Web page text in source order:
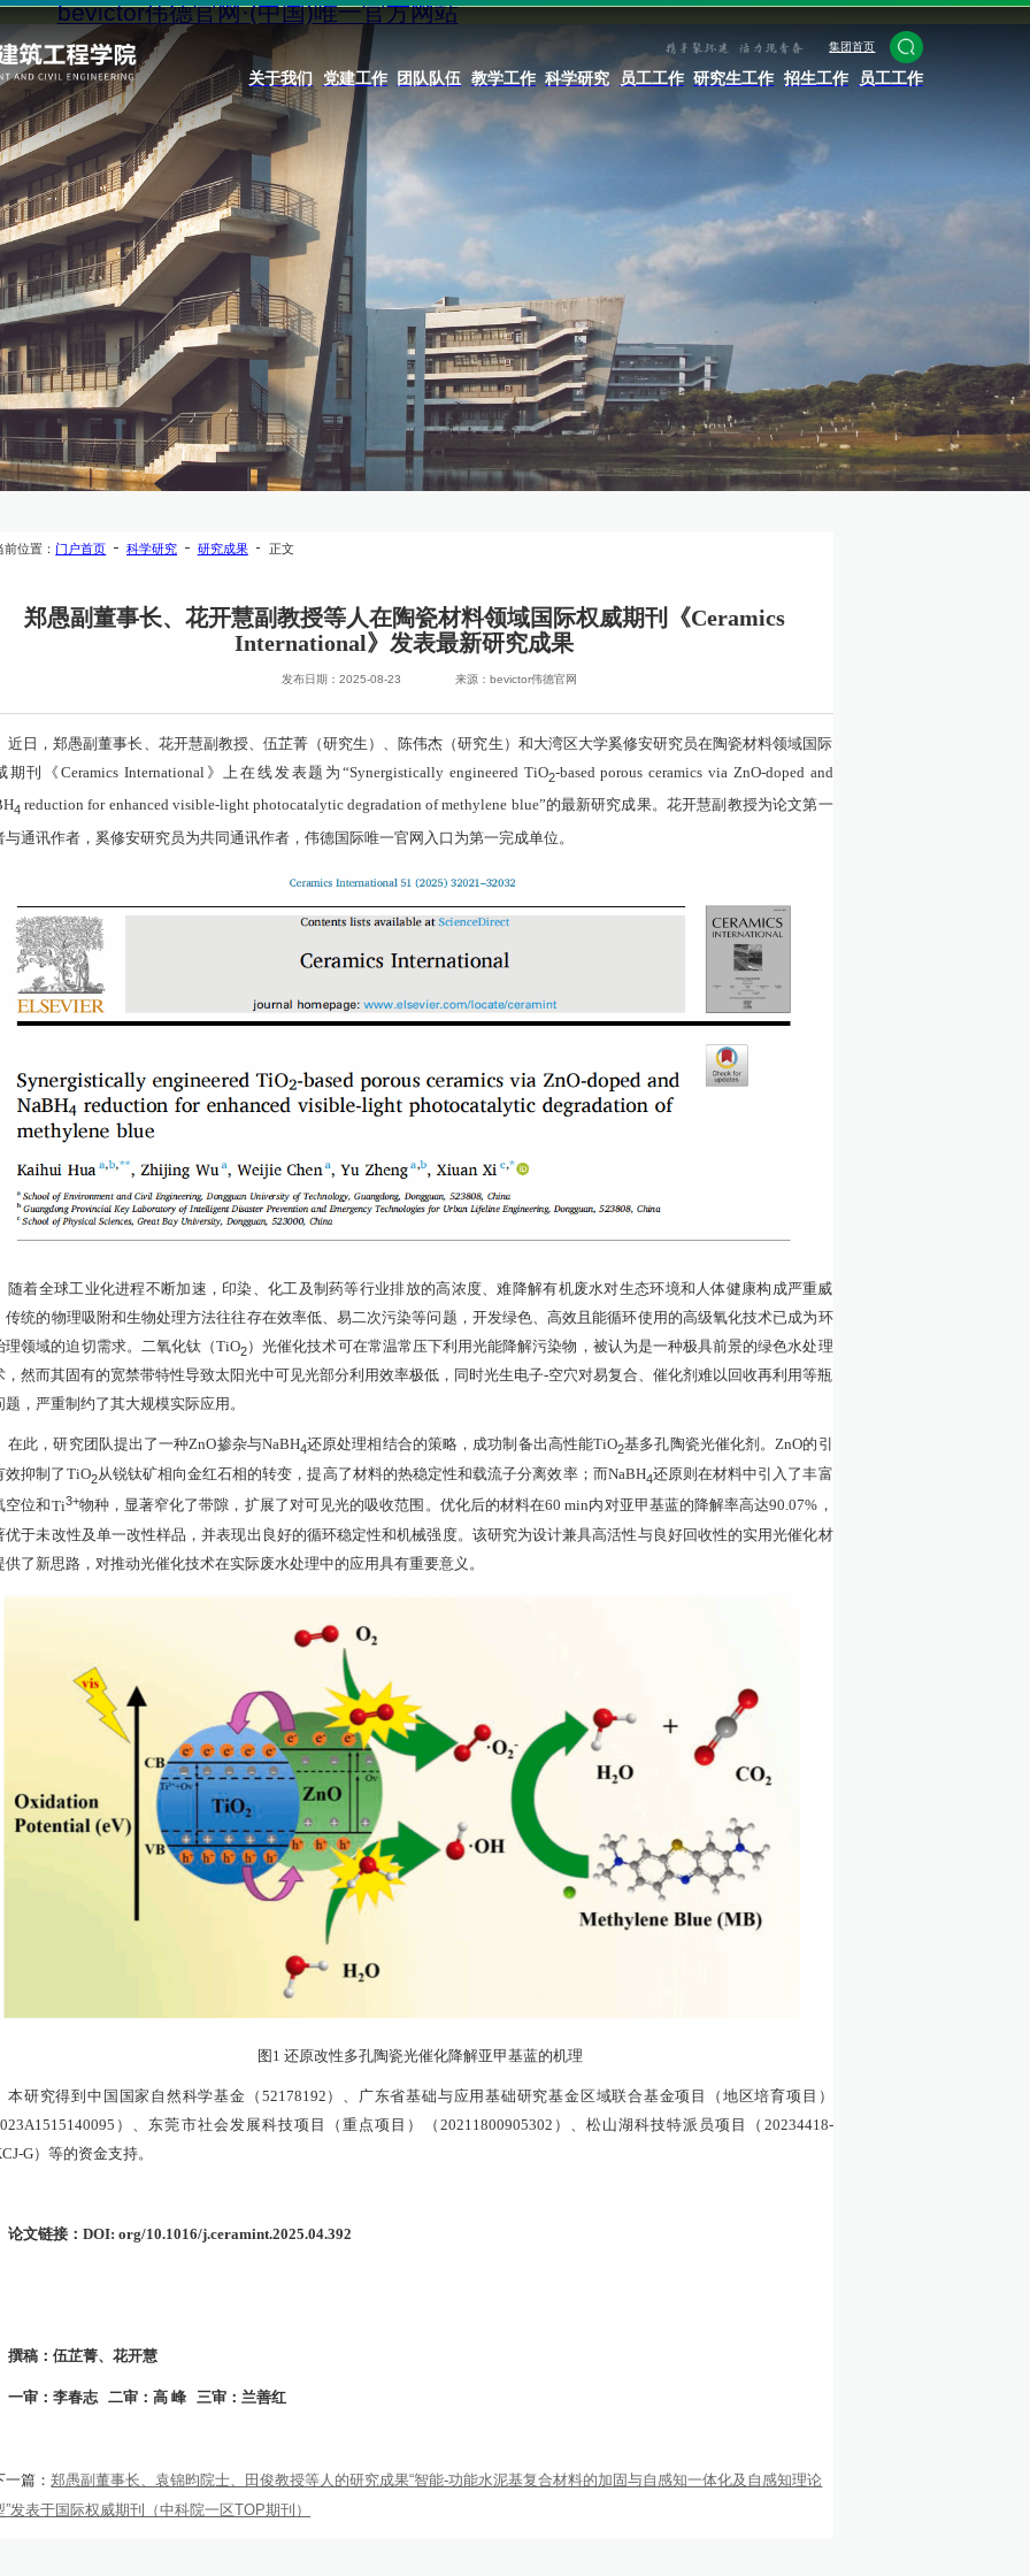
bevictor伟德官网·(中国)唯一官方网站
集团首页
关于我们 党建工作 团队队伍 教学工作 科学研究 员工工作 研究生工作 招生工作 员工工作
前位置： 门户首页 科学研究 研究成果 正文
郑愚副董事长、花开慧副教授等人在陶瓷材料领域国际权威期刊《Ceramics
International》发表最新研究成果
发布日期：2025-08-23 来源：bevictor伟德官网
近日，郑愚副董事长、花开慧副教授、伍芷菁（研究生）、陈伟杰（研究生）和大湾区大学奚修安研究员在陶瓷材料领域国际
期刊《Ceramics International 》上在线发表题为“Synergistically engineered TiO2-based porous ceramics via ZnO-doped and
4 reduction for enhanced visible-light photocatalytic degradation of methylene blue”的最新研究成果。花开慧副教授为论文第一
与通讯作者，奚修安研究员为共同通讯作者，伟德国际唯一官网入口为第一完成单位。
随着全球工业化进程不断加速，印染、化工及制药等行业排放的高浓度、难降解有机废水对生态环境和人体健康构成严重威
传统的物理吸附和生物处理方法往往存在效率低、易二次污染等问题，开发绿色、高效且能循环使用的高级氧化技术已成为环
理领域的迫切需求。二氧化钛（TiO2）光催化技术可在常温常压下利用光能降解污染物，被认为是一种极具前景的绿色水处理
，然而其固有的宽禁带特性导致太阳光中可见光部分利用效率极低，同时光生电子-空穴对易复合、催化剂难以回收再利用等瓶
题，严重制约了其大规模实际应用。
在此，研究团队提出了一种ZnO掺杂与NaBH4还原处理相结合的策略，成功制备出高性能TiO2基多孔陶瓷光催化剂。ZnO的引
效抑制了 TiO2从锐钛矿相向金红石相的转变，提高了材料的热稳定性和载流子分离效率；而NaBH4还原则在材料中引入了丰富
空位和 Ti3+物种，显著窄化了带隙，扩展了对可见光的吸收范围。优化后的材料在60 min内对亚甲基蓝的降解率高达90.07% ，
优于未改性及单一改性样品，并表现出良好的循环稳定性和机械强度。该研究为设计兼具高活性与良好回收性的实用光催化材
供了新思路，对推动光催化技术在实际废水处理中的应用具有重要意义。
图1 还原改性多孔陶瓷光催化降解亚甲基蓝的机理
本研究得到中国国家自然科学基金（ 52178192 ）、广东省基础与应用基础研究基金区域联合基金项目（地区培育项目）
）、东莞市社会发展科技项目（重点项目）（ 20211800905302 ）、松山湖科技特派员项目（ 20234418-
G）等的资金支持。
论文链接：DOI: org/10.1016/j.ceramint.2025.04.392
撰稿：伍芷菁、花开慧
一审：李春志 二审：高 峰 三审：兰善红
一篇：郑愚副董事长、袁锦昀院士、田俊教授等人的研究成果“智能-功能水泥基复合材料的加固与自感知一体化及自感知理论
”发表于国际权威期刊（中科院一区TOP期刊）